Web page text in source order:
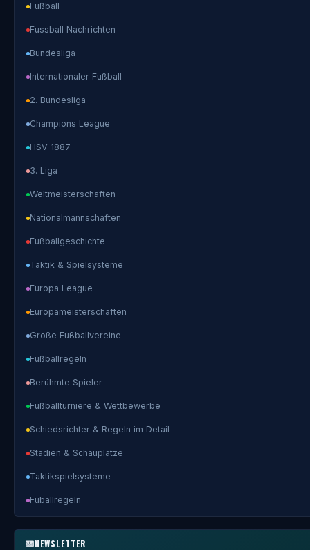
Fußball
Fussball Nachrichten
Bundesliga
Internationaler Fußball
2. Bundesliga
Champions League
HSV 1887
3. Liga
Weltmeisterschaften
Nationalmannschaften
Fußballgeschichte
Taktik & Spielsysteme
Europa League
Europameisterschaften
Große Fußballvereine
Fußballregeln
Berühmte Spieler
Fußballturniere & Wettbewerbe
Schiedsrichter & Regeln im Detail
Stadien & Schauplätze
Taktikspielsysteme
Fuballregeln
NEWSLETTER